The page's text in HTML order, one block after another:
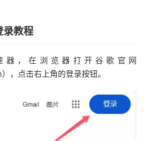
录教程
器，在浏览器打开谷歌官网
，点击右上角的登录按钮。